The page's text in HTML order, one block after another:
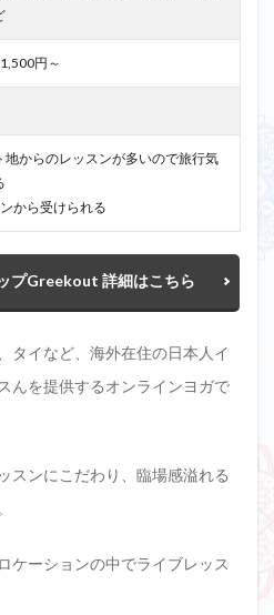
円～
地からのレッスンが多いので旅行気
から受けられる
プGreekout 詳細はこちら
タイなど、海外在住の日本人イ
んを提供するオンラインヨガで
スンにこだわり、臨場感溢れる
ケーションの中でライブレッス